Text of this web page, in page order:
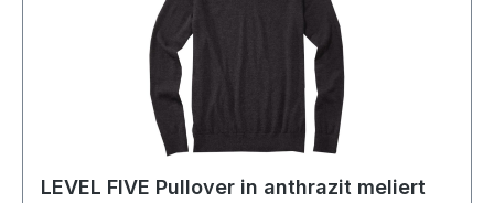
LEVEL FIVE Pullover in anthrazit meliert